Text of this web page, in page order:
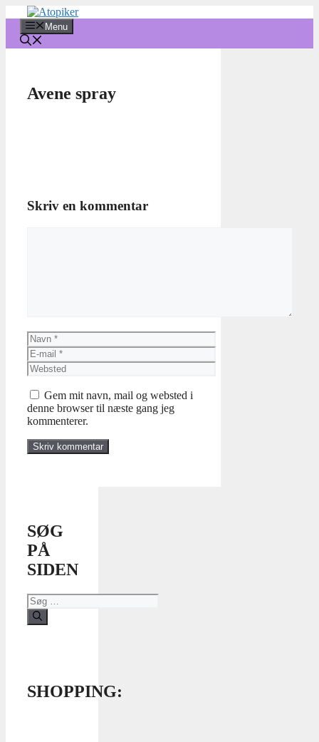
indhold
Menu
Avene spray
Skriv en kommentar
Navn
E-
mail
Websted
Gem mit navn, mail og websted i
denne browser til næste gang jeg
kommenterer.
SØG
PÅ
SIDEN
Søg
efter:
SHOPPING: